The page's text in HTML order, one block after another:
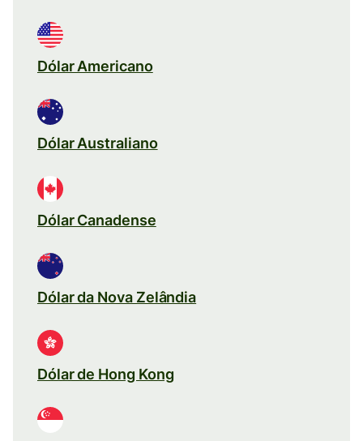
Dólar Americano
Dólar Australiano
Dólar Canadense
Dólar da Nova Zelândia
Dólar de Hong Kong